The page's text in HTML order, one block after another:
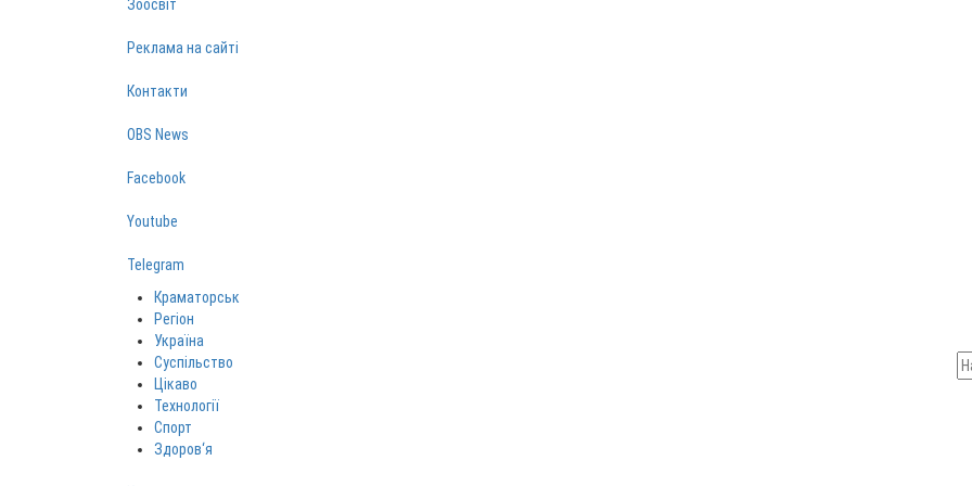
Зоосвіт
Реклама на сайті
Контакти
OBS News
Facebook
Youtube
Telegram
Краматорськ
Регіон
Україна
Суспільство
Цікаво
Технології
Спорт
Здоров‘я